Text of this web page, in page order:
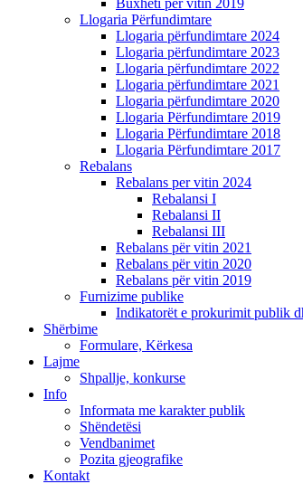
Buxheti për vitin 2019
Llogaria Përfundimtare
Llogaria përfundimtare 2024
Llogaria përfundimtare 2023
Llogaria përfundimtare 2022
Llogaria përfundimtare 2021
Llogaria përfundimtare 2020
Llogaria Përfundimtare 2019
Llogaria Përfundimtare 2018
Llogaria Përfundimtare 2017
Rebalans
Rebalans per vitin 2024
Rebalansi I
Rebalansi II
Rebalansi III
Rebalans për vitin 2021
Rebalans për vitin 2020
Rebalans për vitin 2019
Furnizime publike
Indikatorët e prokurimit publik
Shërbime
Formulare, Kërkesa
Lajme
Shpallje, konkurse
Info
Informata me karakter publik
Shëndetësi
Vendbanimet
Pozita gjeografike
Kontakt